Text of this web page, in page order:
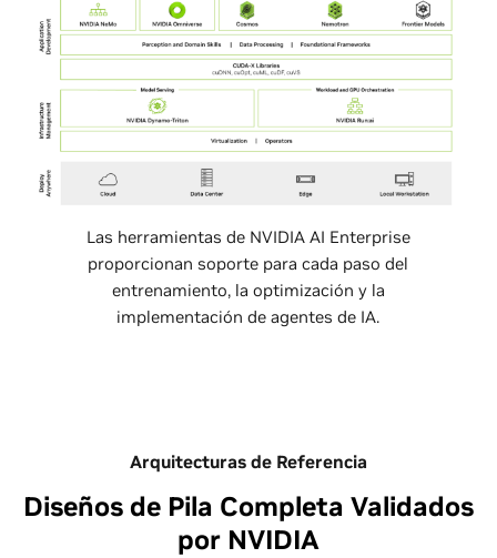
Las herramientas de NVIDIA AI Enterprise
proporcionan soporte para cada paso del
entrenamiento, la optimización y la
implementación de agentes de IA.
Arquitecturas de Referencia
Diseños de Pila Completa Validados
por NVIDIA